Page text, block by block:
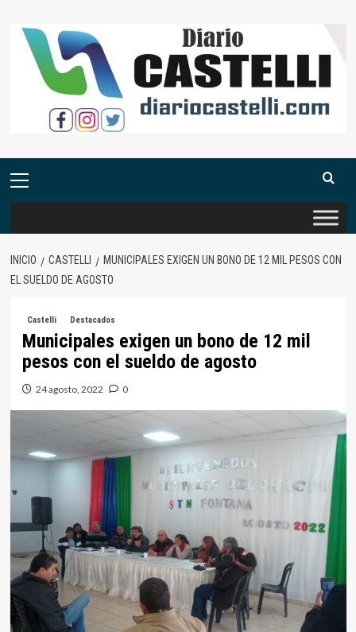
contenido
Menú
INICIO CASTELLI
MUNICIPALES EXIGEN UN BONO DE 12 MIL PESOS CON
EL SUELDO DE AGOSTO
Castelli Destacados
Municipales exigen un bono de 12 mil
pesos con el sueldo de agosto
24 agosto, 2022 0